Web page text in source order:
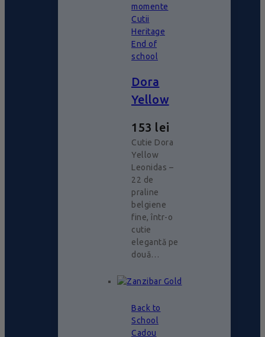
momente
Cutii
Heritage
End of
school
Dora
Yellow
153 lei
Cutie Dora
Yellow
Leonidas –
22 de
praline
belgiene
fine, într-o
cutie
elegantă pe
două…
Back to
School
Cadou